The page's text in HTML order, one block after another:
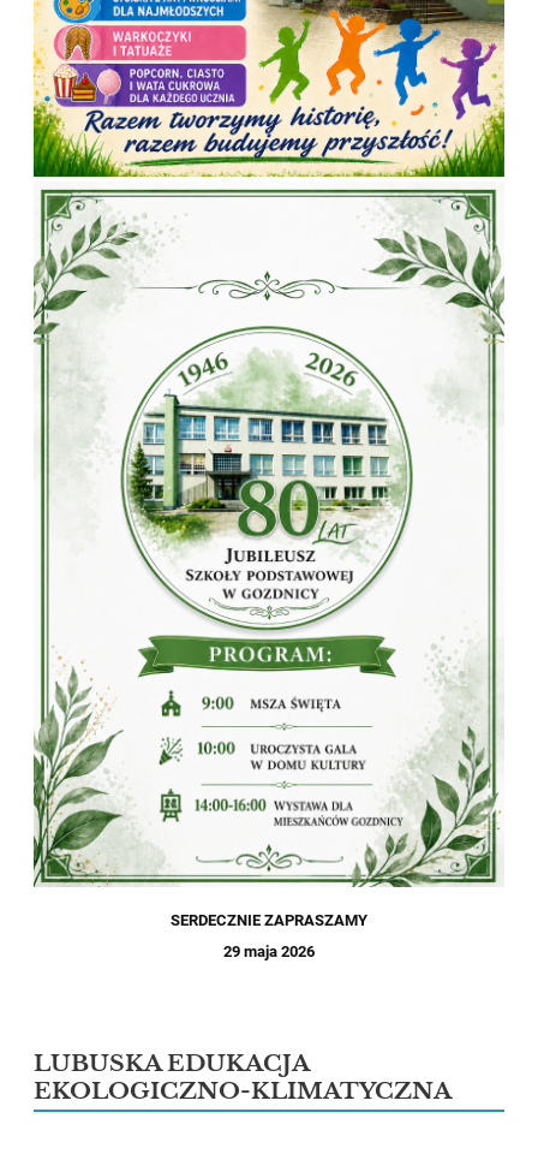
SERDECZNIE ZAPRASZAMY
29 maja 2026
LUBUSKA EDUKACJA
EKOLOGICZNO-KLIMATYCZNA